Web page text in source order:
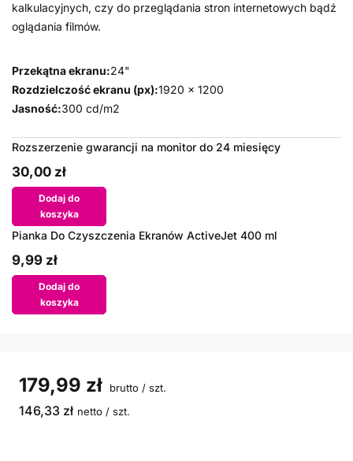
kalkulacyjnych, czy do przeglądania stron internetowych bądź
oglądania filmów.
Przekątna ekranu:24"
Rozdzielczość ekranu (px):1920 x 1200
Jasność:300 cd/m2
Rozszerzenie gwarancji na monitor do 24 miesięcy
30,00 zł
Dodaj do
koszyka
Pianka Do Czyszczenia Ekranów ActiveJet 400 ml
9,99 zł
Dodaj do
koszyka
179,99 zł brutto / szt.
146,33 zł netto / szt.